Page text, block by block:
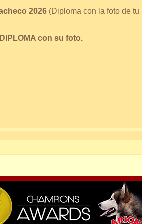
2026 (Diploma con la foto de tu
con su foto.